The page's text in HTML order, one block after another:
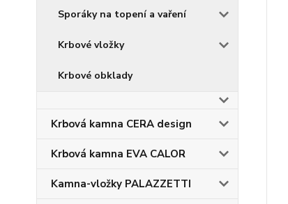
Sporáky na topení a vaření
Krbové vložky
Krbové obklady
Krbová kamna CERA design
Krbová kamna EVA CALOR
Kamna-vložky PALAZZETTI